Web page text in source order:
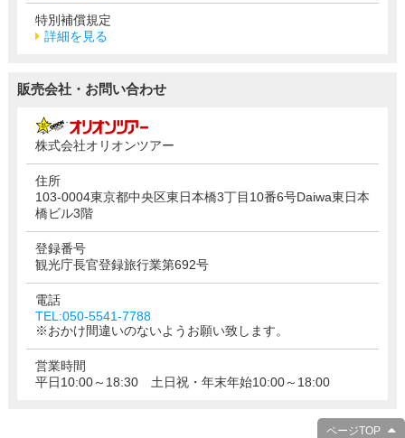
特別補償規定
詳細を見る
販売会社・お問い合わせ
株式会社オリオンツアー
住所
103-0004東京都中央区東日本橋3丁目10番6号Daiwa東日本
橋ビル3階
登録番号
観光庁長官登録旅行業第692号
電話
TEL:050-5541-7788
※おかけ間違いのないようお願い致します。
営業時間
平日10:00～18:30 土日祝・年末年始10:00～18:00
ページTOP